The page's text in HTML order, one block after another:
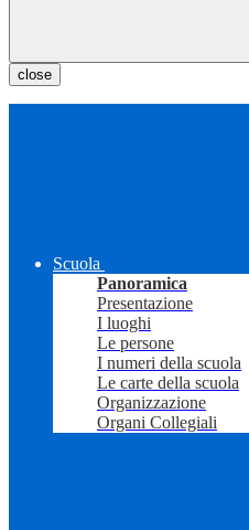
close
Scuola
Panoramica
Presentazione
I luoghi
Le persone
I numeri della scuola
Le carte della scuola
Organizzazione
Organi Collegiali